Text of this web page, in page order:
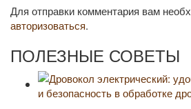
Для отправки комментария вам
авторизоваться.
ПОЛЕЗНЫЕ СОВЕТЫ